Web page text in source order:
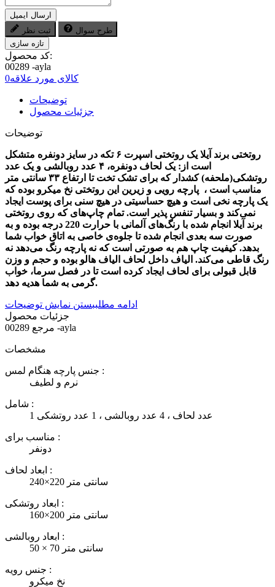
ارسال ایمیل
ثبت نظر
طرح سوال
کد محصول:
00289 -ayla
کالای مورد علاقه0
توضیحات
جزئیات محصول
توضیحات
روتختی برند آیلا یک روتختی اسپرت ۶ تکه در سایز دونفره متشکل
است از: یک لحاف دونفره، ۴ عدد روبالشی و یک عدد
روتشکی(ملحفه) کشدار که برای تشک تخت تا ارتفاع ۳۳ سانتی متر
مناسب است ، پارچه رویی و زیرین این روتختی نخ میکرو بوده که
یک پارچه نخی است و هیچ حساسیتی در هیچ سنی برای پوست ایجاد
نمی‌کند و بسیار تنفس پذیر است. تمام چاپ‌های که روی روتختی
برند آیلا انجام شده با رنگ‌های آلمانی با حرارت 220 درجه بوده و به
صورت سه بعدی انجام شده تا جلوه‌ی خاصی به اتاق خواب شما
بدهد. کیفیت چاپ هم به صورتی است که نه پارچه رنگ می‌دهد نه
رنگ قاطی می‌کند. الیاف داخل لحاف الیاف هالو بوده و حجم و وزن
قابل قبولی برای لحاف ایجاد کرده است تا در فصل سرما، خواب
گرمی به شما هدیه دهد.
ادامه مطلببستن نمایش توضیحات
جزئیات محصول
مرجع 00289 -ayla
مشخصات
جنس پارچه هنگام لمس :
نرم و لطیف
شامل :
1 عدد لحاف ، 4 عدد روبالشی ، 1 عدد روتشکی
مناسب برای :
دونفر
ابعاد لحاف :
240×220 سانتی متر
ابعاد روتشکی :
160×200 سانتی متر
ابعاد روبالشی :
50 × 70 سانتی متر
جنس رویه :
نخ میکرو